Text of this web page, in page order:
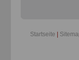
Startseite